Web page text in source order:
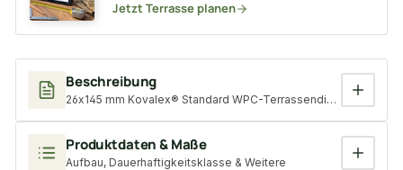
Beschreibung
26x145 mm Kovalex® Standard WPC-Terrassendiele, braun,
Produktdaten & Maße
Aufbau, Dauerhaftigkeitsklasse & Weitere
Jetzt Terrasse planen